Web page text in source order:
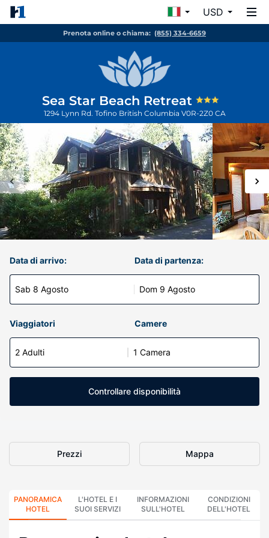
USD
Prenota online o chiama: (855) 334-6659
Sea Star Beach Retreat
1294 Lynn Rd. Tofino British Columbia V0R-2Z0 CA
Data di arrivo:
Sab 8 Agosto
Data di partenza:
Dom 9 Agosto
Viaggiatori Camere
2 Adulti 1 Camera
Controllare disponibilità
Prezzi Mappa
PANORAMICA
HOTEL
L'HOTEL E I
SUOI SERVIZI
INFORMAZIONI
SULL'HOTEL
CONDIZIONI
DELL'HOTEL